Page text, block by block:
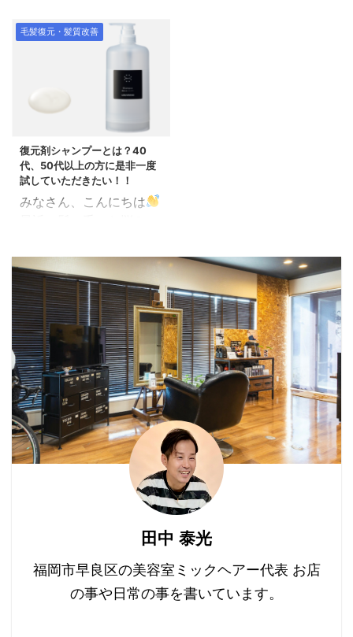
んど白髪と思われる方で
も白髪率は約80%ほどと
いわれて、なかなか全部
が白髪の方っていうのは
かなり少ないんですよ
す前に、しっかり白髪を
染 ...
メントの紹介です。 年齢
による髪質の変化で、毛
ったりして 髪の毛がダメ
ージしやすく、艶もなく
なり綺麗な髪の毛に見え
づらくなってきます。 通
常のサロントリートメン
トをしても、その時は綺
麗にみえたり、応急処置
的にはアリかもしれませ
ん。 そういった髪質を健
康で綺麗な髪の毛に改善
していくことができるの
が「復元トリートメン
ト」です。 復元トリー
トメントは回数を重ねる
ことで髪の毛 ...
毛髪復元・髪質改善
復元剤シャンプーとは？40
代、50代以上の方に是非一度
試していただきたい！！
みなさん、こんにちは
ケア剤 Re-viii シャンプ
ー＆トリートメント 通称
「美髪土台・復元シャン
プー」 素晴らしい効果を
発揮してくれます。 何が
これまでのシャンプーと
違うのか？ これまでのシ
ャンプーでも「ダメージ
修復、ダメージ補修」な
んていっておりますが、
髪の毛を綺麗に見せるた
めに、シリコンや高分子
ポリマーや油で髪の毛を
コーティングして ツヤを
したりするものがほとん
どです。 それで本当に髪
の毛は修復されているの
でしょ ...
田中 泰光
福岡市早良区の美容室ミックヘアー代表 お店
の事や日常の事を書いています。